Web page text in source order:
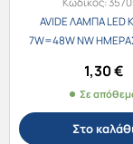
Κωδικός:
AVIDE ΛΑΜΠΑ LED
7W=48W NW
1,30€
Σε
Στο